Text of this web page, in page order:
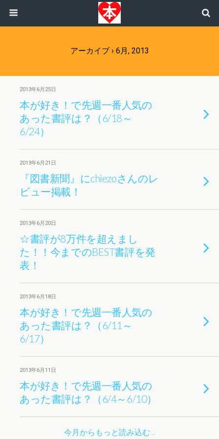
アーカイブ › 6月, 2013
2013年6月25日
本が好き！で先週一番人気の
あった書評は？（6/18～
6/24）
2013年6月21日
『図書新聞』にchiezoさんのレ
ビュー掲載！
2013年6月20日
☆書評が8万件を超えまし
た！！今までのBEST書評を発
表！
2013年6月18日
本が好き！で先週一番人気の
あった書評は？（6/11～
6/17）
2013年6月11日
本が好き！で先週一番人気の
あった書評は？（6/4～6/10）
今月からもっと読み込む…